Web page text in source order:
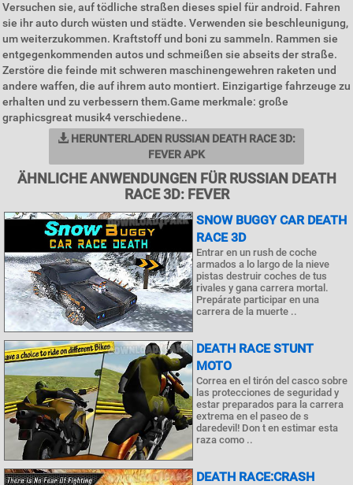
Versuchen sie, auf tödliche straßen dieses spiel für android. Fahren
sie ihr auto durch wüsten und städte. Verwenden sie beschleunigung,
um weiterzukommen. Kraftstoff und boni zu sammeln. Rammen sie
entgegenkommenden autos und schmeißen sie abseits der straße.
Zerstöre die feinde mit schweren maschinengewehren raketen und
andere waffen, die auf ihrem auto montiert. Einzigartige fahrzeuge zu
erhalten und zu verbessern them.Game merkmale: große
graphicsgreat musik4 verschiedene..
HERUNTERLADEN RUSSIAN DEATH RACE 3D:
FEVER APK
ÄHNLICHE ANWENDUNGEN FÜR RUSSIAN DEATH
RACE 3D: FEVER
SNOW BUGGY CAR DEATH
RACE 3D
Entrar en un rush de coche
armados a lo largo de la nieve
pistas destruir coches de tus
rivales y gana carrera mortal.
Prepárate participar en una
carrera de la muerte ..
DEATH RACE STUNT
MOTO
Correa en el tirón del casco sobre
las protecciones de seguridad y
estar preparados para la carrera
extrema en el paseo de s
daredevil! Don t en estimar esta
raza como ..
DEATH RACE:CRASH